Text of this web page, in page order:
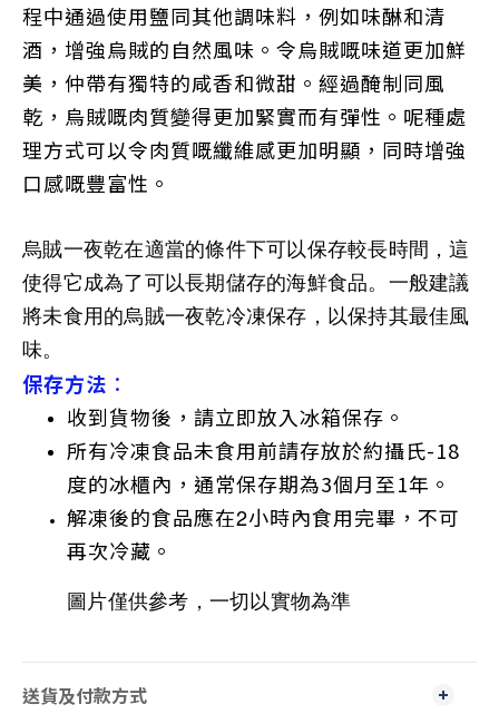
程中通過使用鹽同其他調味料，例如味醂和清
酒，增強烏賊的自然風味。令烏賊嘅味道更加鮮
美，仲帶有獨特的咸香和微甜。經過醃制同風
乾，烏賊嘅肉質變得更加緊實而有彈性。呢種處
理方式可以令肉質嘅纖維感更加明顯，同時增強
口感嘅豐富性。
烏賊一夜乾在適當的條件下可以保存較長時間，這
使得它成為了可以長期儲存的海鮮食品。一般建議
將未食用的烏賊一夜乾冷凍保存，以保持其最佳風
味。
保存方法 ：
收到貨物後，請立即放入冰箱保存。
所有冷凍食品未食用前請存放於約攝氏-18
度的冰櫃內，通常保存期為3個月至1年。
解凍後的食品應在2小時內食用完畢，不可
再次冷藏。
圖片僅供參考，一切以實物為準
送貨及付款方式